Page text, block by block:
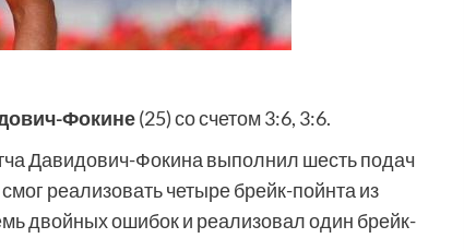
Фокине(25) со счетом 3:6, 3:6.
Давидович-Фокина выполнил шесть подач
реализовать четыре брейк-пойнта из
двойных ошибок и реализовал один брейк-